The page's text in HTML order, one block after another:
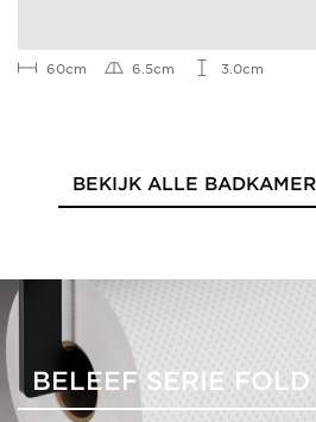
60cm 6.5cm 3.0cm
BEKIJK ALLE
BELEEF SERIE FOLD